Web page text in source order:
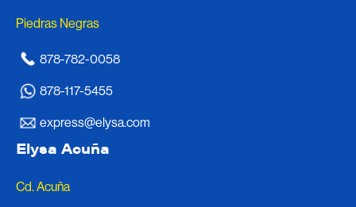
Piedras Negras
878-782-0058
878-117-5455
express@elysa.com
Elysa Acuña
Cd. Acuña